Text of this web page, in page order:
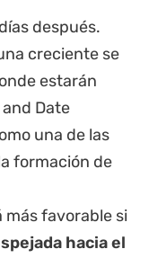
después.
creciente se
estarán
Date
una de las
formación de
más favorable si
hacia el